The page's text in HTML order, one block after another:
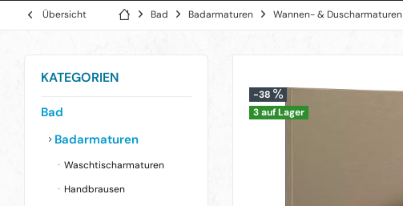
Übersicht Bad Badarmaturen Wannen- & Duscharmaturen
KATEGORIEN
Bad
Badarmaturen
Waschtischarmaturen
Handbrausen
-38
3 auf Lager